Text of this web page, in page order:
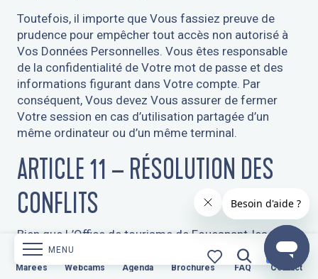
Marées Webcams
Webcams Agenda
Agenda Brochures
Brochures FAQ
FAQ Contact
Contact
MENU
Recherche
Toutefois, il importe que Vous fassiez preuve de
prudence pour empêcher tout accès non autorisé à
Vos Données Personnelles. Vous êtes responsable
de la confidentialité de Votre mot de passe et des
informations figurant dans Votre compte. Par
conséquent, Vous devez Vous assurer de fermer
Votre session en cas d’utilisation partagée d’un
même ordinateur ou d’un même terminal.
ARTICLE 11 – RÉSOLUTION DES
CONFLITS
Bien que L’Office de tourisme de Fouesnant-les
Glénan ait pris des mesures raisonnables pour
protéger les Données Personnelles, aucune